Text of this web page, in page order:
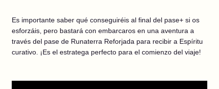
Es importante saber qué conseguiréis al final del pase+ si os
esforzáis, pero bastará con embarcaros en una aventura a
través del pase de Runaterra Reforjada para recibir a Espíritu
curativo. ¡Es el estratega perfecto para el comienzo del viaje!